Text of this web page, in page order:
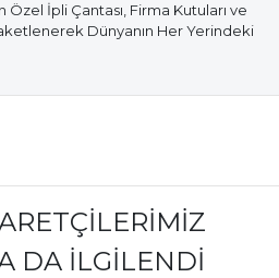
Özel İpli Çantası, Firma Kutuları ve
Dünyanın Her Yerindeki
DA İLGILENDI